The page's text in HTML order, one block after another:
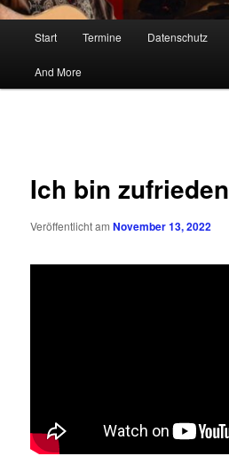
Start Termine Datenschutz
And More
Ich bin zufrieden
Veröffentlicht amNovember 13, 2022